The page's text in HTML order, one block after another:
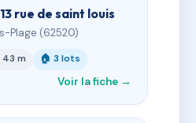
rue de saint louis
Plage (62520)
43 m 🏠 3 lots
Voir la fiche →